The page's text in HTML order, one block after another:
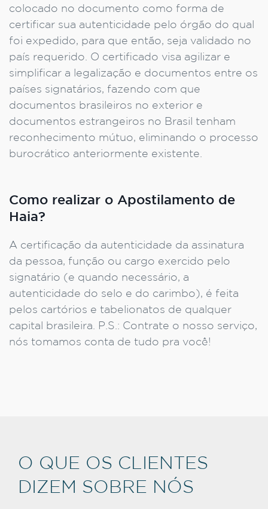
colocado no documento como forma de
certificar sua autenticidade pelo órgão do qual
foi expedido, para que então, seja validado no
país requerido. O certificado visa agilizar e
simplificar a legalização e documentos entre os
países signatários, fazendo com que
documentos brasileiros no exterior e
documentos estrangeiros no Brasil tenham
reconhecimento mútuo, eliminando o processo
burocrático anteriormente existente.
Como realizar o Apostilamento de
Haia?
A certificação da autenticidade da assinatura
da pessoa, função ou cargo exercido pelo
signatário (e quando necessário, a
autenticidade do selo e do carimbo), é feita
pelos cartórios e tabelionatos de qualquer
capital brasileira. P.S.: Contrate o nosso serviço,
nós tomamos conta de tudo pra você!
O QUE OS CLIENTES
DIZEM SOBRE NÓS